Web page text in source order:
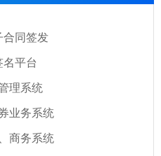
合同签发
名平台
理系统
业务系统
商务系统